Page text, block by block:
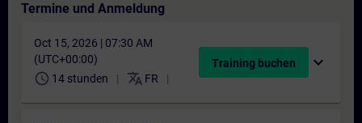
Termine und Anmeldung
Oct 15, 2026 | 07:30 AM
(UTC+00:00)
schedule 14 stunden translate FR
Training buchen expand_more